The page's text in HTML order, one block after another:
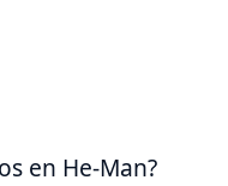
en He-Man?